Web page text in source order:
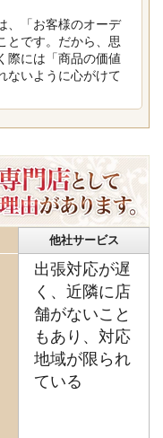
、「お客様のオーデ
とです。だから、思
際には「商品の価値
ないように心がけて
他社サービス
出張対応が遅
く、近隣に店
舗がないこと
もあり、対応
地域が限られ
ている